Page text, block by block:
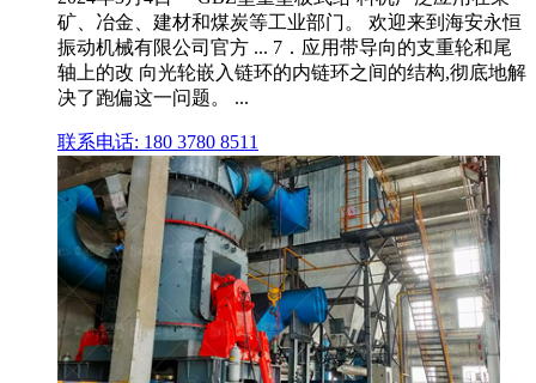
矿、冶金、建材和煤炭等工业部门。 欢迎来到海安永恒
振动机械有限公司官方 ... 7．应用带导向的支重轮和尾
轴上的改 向光轮嵌入链环的内链环之间的结构,彻底地解
决了跑偏这一问题。 ...
联系电话: 180 3780 8511